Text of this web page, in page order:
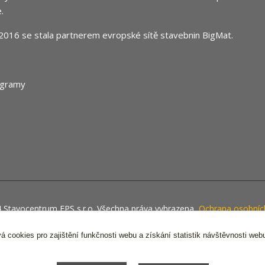
se stala partnerem evropské sítě stavebnin BigMat.
FPS s.r.o. Všechna práva vyhrazena,Ochrana
cookies pro zajištění funkčnosti webu a získání statistik návštěvnosti